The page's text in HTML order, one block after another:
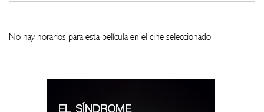
No hay horarios para esta película en el cine seleccionado